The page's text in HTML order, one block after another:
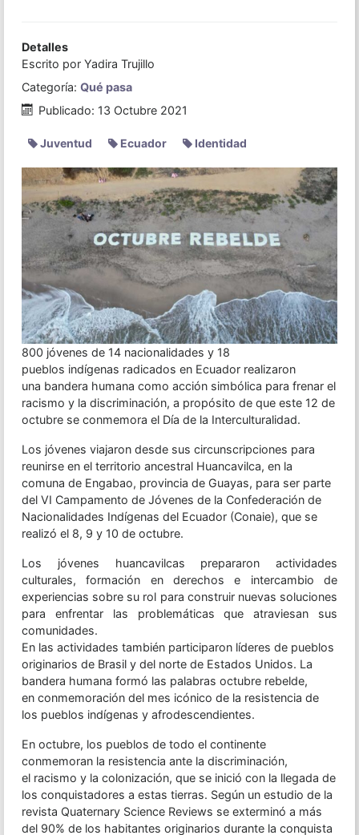
Detalles
Escrito por Yadira Trujillo
Categoría: Qué pasa
Publicado: 13 Octubre 2021
Juventud Ecuador Identidad
800 jóvenes de 14 nacionalidades y 18
pueblos indígenas radicados en Ecuador realizaron
una bandera humana como acción simbólica para frenar el
racismo y la discriminación, a propósito de que este 12 de
octubre se conmemora el Día de la Interculturalidad.
Los jóvenes viajaron desde sus circunscripciones para
reunirse en el territorio ancestral Huancavilca, en la
comuna de Engabao, provincia de Guayas, para ser parte
del VI Campamento de Jóvenes de la Confederación de
Nacionalidades Indígenas del Ecuador (Conaie), que se
realizó el 8, 9 y 10 de octubre.
Los jóvenes huancavilcas prepararon actividades
culturales, formación en derechos e intercambio de
experiencias sobre su rol para construir nuevas soluciones
para enfrentar las problemáticas que atraviesan sus
comunidades.
En las actividades también participaron líderes de pueblos
originarios de Brasil y del norte de Estados Unidos. La
bandera humana formó las palabras octubre rebelde,
en conmemoración del mes icónico de la resistencia de
los pueblos indígenas y afrodescendientes.
En octubre, los pueblos de todo el continente
conmemoran la resistencia ante la discriminación,
el racismo y la colonización, que se inició con la llegada de
los conquistadores a estas tierras. Según un estudio de la
revista Quaternary Science Reviews se exterminó a más
del 90% de los habitantes originarios durante la conquista